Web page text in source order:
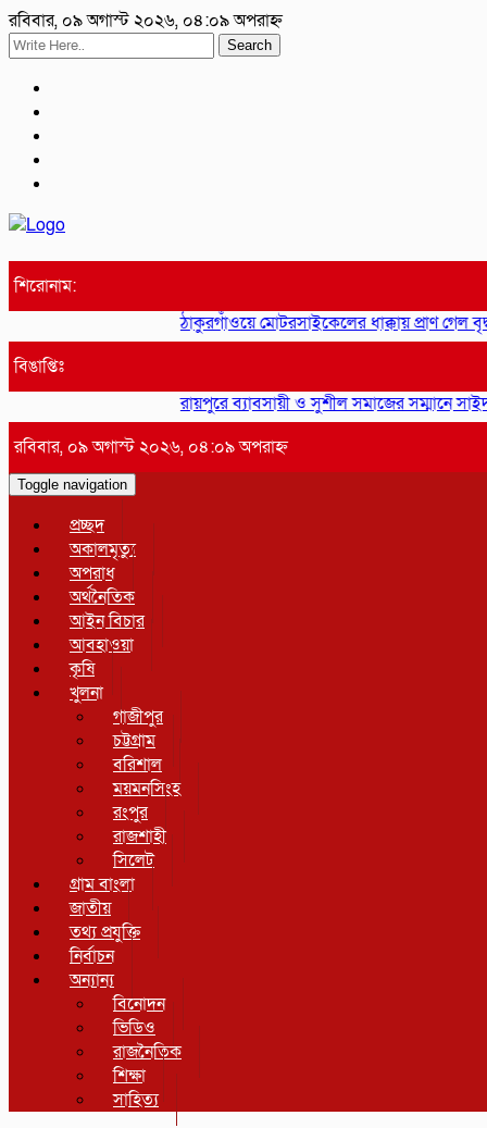
রবিবার, ০৯ অগাস্ট ২০২৬, ০৪:০৯ অপরাহ্ন
Search
শিরোনাম:
ঠাকুরগাঁওয়ে মোটরসাইকেলের ধাক্কায় প্রাণ
বিঙাপ্তিঃ
রায়পুরে ব্যাবসায়ী ও সুশীল সমাজের সম্মানে
রবিবার, ০৯ অগাস্ট ২০২৬, ০৪:০৯ অপরাহ্ন
Toggle navigation
প্রচ্ছদ
অকালমৃত্যু
অপরাধ
অর্থনৈতিক
আইন বিচার
আবহাওয়া
কৃষি
খুলনা
গাজীপুর
চট্টগ্রাম
বরিশাল
ময়মনসিংহ
রংপুর
রাজশাহী
সিলেট
গ্রাম বাংলা
জাতীয়
তথ্য প্রযুক্তি
নির্বাচন
অন্যান্য
বিনোদন
ভিডিও
রাজনৈতিক
শিক্ষা
সাহিত্য